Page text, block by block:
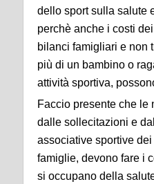
dello sport sulla salute
perchè anche i costi
bilanci famigliari e non
più di un bambino o
attività sportiva,
Faccio presente che le
dalle sollecitazioni e
associative sportive
famiglie, devono fare i
si occupano della